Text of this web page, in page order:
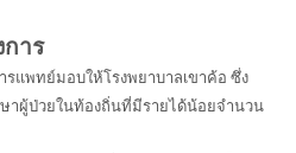
าร
แพทย์มอบให้โรงพยาบาลเขาค้อ ซึ่ง
าผู้ป่วยในท้องถิ่นที่มีรายได้น้อยจำนวน